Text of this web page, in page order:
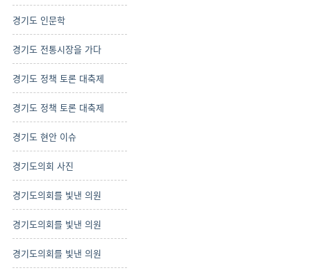
경기도 인문학
경기도 전통시장을 가다
경기도 정책 토론 대축제
경기도 정책 토론 대축제
경기도 현안 이슈
경기도의회 사진
경기도의회를 빛낸 의원
경기도의회를 빛낸 의원
경기도의회를 빛낸 의원